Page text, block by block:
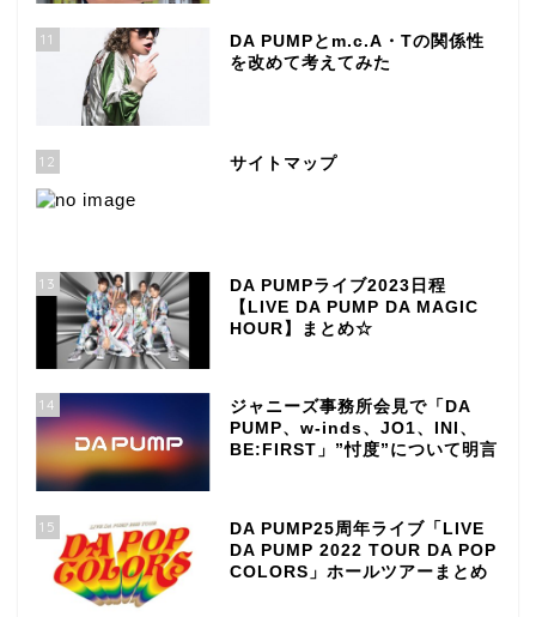
11
DA PUMPとm.c.A・Tの関係性
を改めて考えてみた
12 サイトマップ
13
DA PUMPライブ2023日程
【LIVE DA PUMP DA MAGIC
HOUR】まとめ☆
14
ジャニーズ事務所会見で「DA
PUMP、w-inds、JO1、INI、
BE:FIRST」”忖度”について明言
15
DA PUMP25周年ライブ「LIVE
DA PUMP 2022 TOUR DA POP
COLORS」ホールツアーまとめ